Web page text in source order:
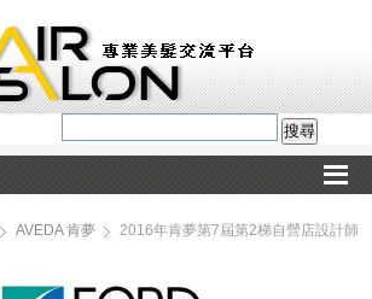
AVEDA 肯夢
2016年肯夢第7屆第2梯自營店設計師